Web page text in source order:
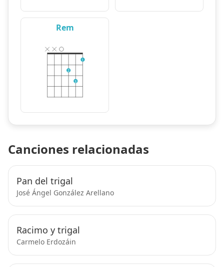
Rem
2
3
1
Canciones relacionadas
Pan del trigal
José Ángel González Arellano
Racimo y trigal
Carmelo Erdozáin